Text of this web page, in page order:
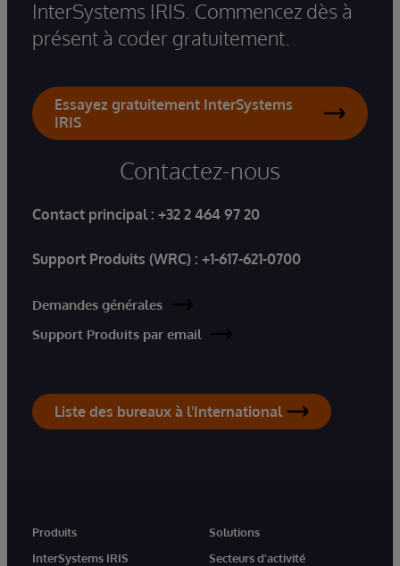
InterSystems IRIS. Commencez dès à
présent à coder gratuitement.
Essayez gratuitement InterSystems
IRIS
Contactez-nous
Contact principal : +32 2 464 97 20
Support Produits (WRC) : +1-617-621-0700
Demandes générales
Support Produits par email
Liste des bureaux à l'International
Produits
InterSystems IRIS
Solutions
Secteurs d'activité